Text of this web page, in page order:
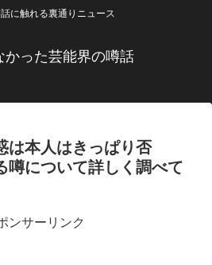
に触れる裏通りニュース
かった芸能界の噂話
は本人はきっぱり否
噂について詳しく調べて
ンサーリンク